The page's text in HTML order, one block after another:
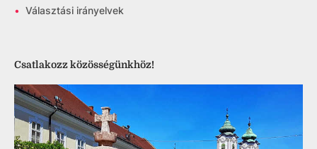
• Választási irányelvek
Csatlakozz közösségünkhöz!